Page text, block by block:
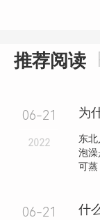
推荐阅读
06-21
2022
东
泡
可蒸
06-21 什